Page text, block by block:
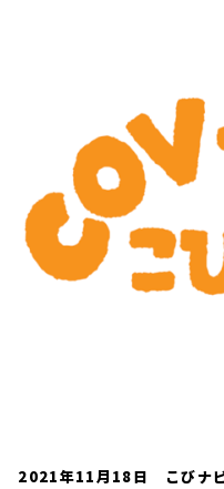
2021年11月18日 こびナ